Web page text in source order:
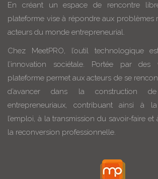
En créant un espace de rencontre
plateforme vise à répondre aux problèmes
acteurs du monde entrepreneurial.
Chez MeetPRO, l’outil technologique
l’innovation sociétale. Portée par des
plateforme permet aux acteurs de se
d’avancer dans la construction
entrepreneuriaux, contribuant ainsi à
l’emploi, à la transmission du savoir-faire
la reconversion professionnelle.